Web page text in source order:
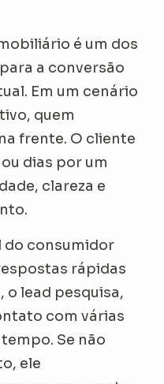
é um dos
a conversão
Em um cenário
quem
frente. O cliente
dias por um
clareza e
do consumidor
rápidas
o lead pesquisa,
com várias
Se não
ele